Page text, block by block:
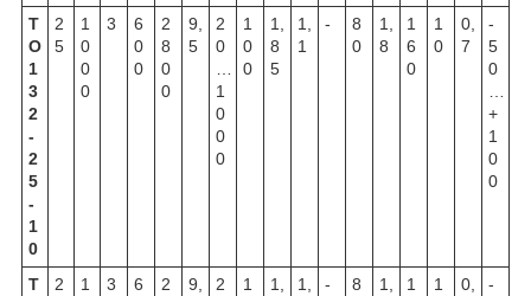
Т
О
1
3
2
-
2
5
-
1
0
2
5
1
0
0
0
3
6
0
0
2
8
0
0
9,
5
2
0
…
1
0
0
0
1
0
0
1,
8
5
1,
1
-
8
0
1,
8
1
6
0
1
0
0,
7
-
5
0
…
+
1
0
0
Т
2
1
3
6
2
9,
2
1
1,
1,
-
8
1,
1
1
0,
-